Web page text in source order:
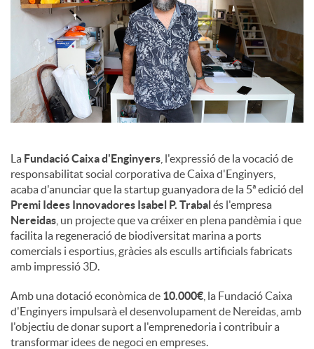
u
t
s
La Fundació Caixa d'Enginyers , l'expressió de la vocació de
responsabilitat social corporativa de Caixa d'Enginyers,
acaba d'anunciar que la startup guanyadora de la 5ª edició del
Premi Idees Innovadores Isabel P. Trabalés l'empresa
Nereidas , un projecte que va créixer en plena pandèmia i que
facilita la regeneració de biodiversitat marina a ports
comercials i esportius, gràcies als esculls artificials fabricats
amb impressió 3D.
Amb una dotació econòmica de 10.000€ , la Fundació Caixa
d'Enginyers impulsarà el desenvolupament de Nereidas, amb
l'objectiu de donar suport a l'emprenedoria i contribuir a
transformar idees de negoci en empreses.